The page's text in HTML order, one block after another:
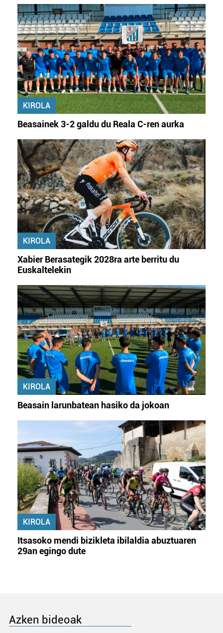
KIROLA
Beasainek 3-2 galdu du Reala C-ren aurka
KIROLA
Xabier Berasategik 2028ra arte berritu du
Euskaltelekin
KIROLA
Beasain larunbatean hasiko da jokoan
KIROLA
Itsasoko mendi bizikleta ibilaldia abuztuaren
29an egingo dute
Azken bideoak